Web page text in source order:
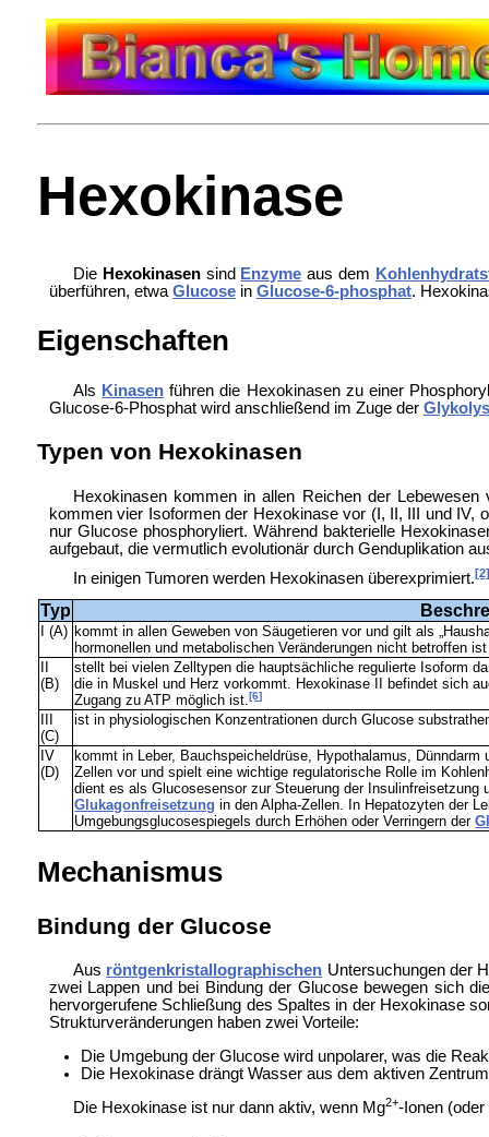
Hexokinase
Die Hexokinasensind Enzyme aus dem
überführen, etwa Glucosein Glucose-6-phosphat.
Eigenschaften
Als Kinasen führen die Hexokinasen zu einer
Glucose-6-Phosphat wird anschließend im Zuge der
Typen von Hexokinasen
Hexokinasen kommen in allen Reichen der
kommen vier Isoformen der Hexokinase vor (I, II, III und IV,
nur Glucose phosphoryliert. Während bakterielle
aufgebaut, die vermutlich evolutionär durch Genduplikation
In einigen Tumoren werden Hexokinasen überexprimiert. [2]
Typ
I (A) kommt in allen Geweben von Säugetieren vor und gilt als
hormonellen und metabolischen Veränderungen nicht betroffen ist
(B)
stellt bei vielen Zelltypen die hauptsächliche regulierte Isoform
die in Muskel und Herz vorkommt. Hexokinase II befindet sich
Zugang zu ATP möglich ist.[6]
(C)
ist in physiologischen Konzentrationen durch Glucose
IV
(D)
kommt in Leber, Bauchspeicheldrüse, Hypothalamus,
Zellen vor und spielt eine wichtige regulatorische Rolle im
dient es als Glucosesensor zur Steuerung der Insulinfreisetzung
Glukagonfreisetzung in den Alpha-Zellen. In Hepatozyten der
Umgebungsglucosespiegels durch Erhöhen oder Verringern der
Mechanismus
Bindung der Glucose
Aus röntgenkristallographischen Untersuchungen der
zwei Lappen und bei Bindung der Glucose bewegen sich
hervorgerufene Schließung des Spaltes in der Hexokinase
Strukturveränderungen haben zwei Vorteile:
Die Umgebung der Glucose wird unpolarer, was die
Die Hexokinase drängt Wasser aus dem aktiven
Die Hexokinase ist nur dann aktiv, wenn Mg2+-Ionen